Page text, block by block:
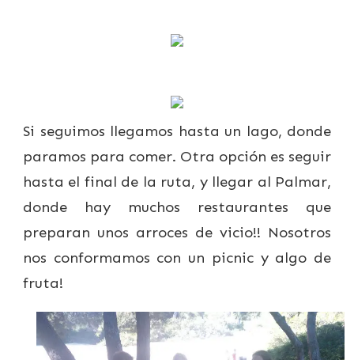
Si seguimos llegamos hasta un lago, donde
paramos para comer. Otra opción es seguir
hasta el final de la ruta, y llegar al Palmar,
donde hay muchos restaurantes que
preparan unos arroces de vicio!! Nosotros
nos conformamos con un picnic y algo de
fruta!